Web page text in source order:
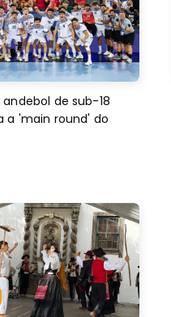
de sub-18
a 'main round' do